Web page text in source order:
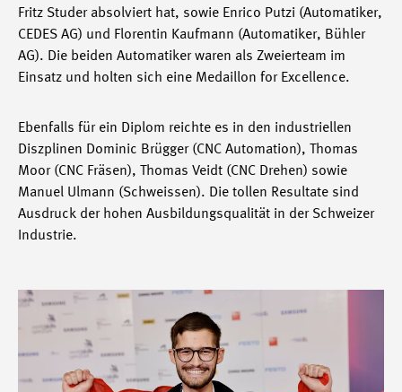
Fritz Studer absolviert hat, sowie Enrico Putzi (Automatiker,
CEDES AG) und Florentin Kaufmann (Automatiker, Bühler
AG). Die beiden Automatiker waren als Zweierteam im
Einsatz und holten sich eine Medaillon for Excellence.
Ebenfalls für ein Diplom reichte es in den industriellen
Diszplinen Dominic Brügger (CNC Automation), Thomas
Moor (CNC Fräsen), Thomas Veidt (CNC Drehen) sowie
Manuel Ulmann (Schweissen). Die tollen Resultate sind
Ausdruck der hohen Ausbildungsqualität in der Schweizer
Industrie.